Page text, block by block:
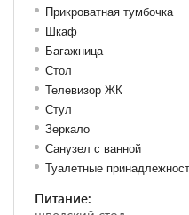
Прикроватная тумбочка
Шкаф
Багажница
Стол
Телевизор ЖК
Стул
Зеркало
Санузел с ванной
Туалетные
Питание: